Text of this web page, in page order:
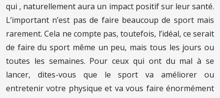
qui , naturellement aura un impact positif sur leur santé.
L’important n’est pas de faire beaucoup de sport mais
rarement. Cela ne compte pas, toutefois, l’idéal, ce serait
de faire du sport même un peu, mais tous les jours ou
toutes les semaines. Pour ceux qui ont du mal à se
lancer, dites-vous que le sport va améliorer ou
entretenir votre physique et va vous faire énormément